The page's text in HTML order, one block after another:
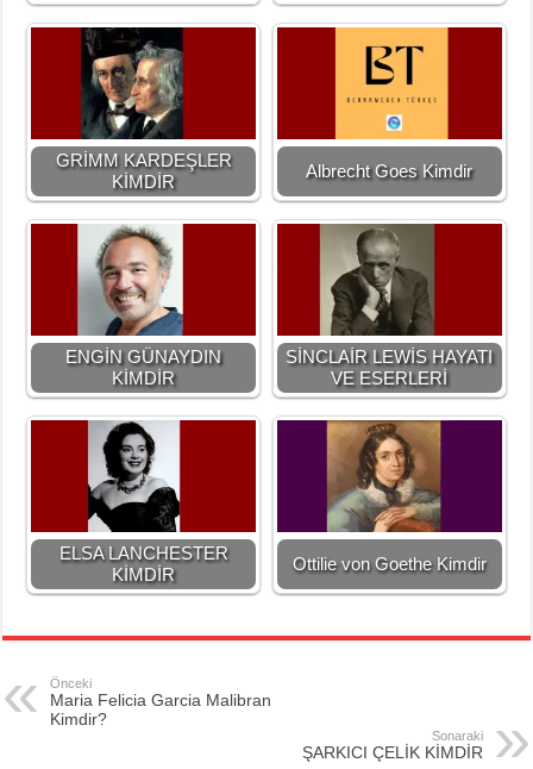
GRİMM KARDEŞLER
KİMDİR
Albrecht Goes Kimdir
ENGİN GÜNAYDIN
KİMDİR
SİNCLAİR LEWİS HAYATI
VE ESERLERİ
ELSA LANCHESTER
KİMDİR
Ottilie von Goethe Kimdir
Önceki
Maria Felicia Garcia Malibran
Kimdir?
Sonaraki
ŞARKICI ÇELİK KİMDİR